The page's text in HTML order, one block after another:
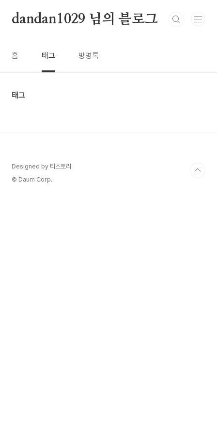
dandan1029 님의 블로그
홈 태그 방명록
태그
Designed by 티스토리
© Daum Corp.